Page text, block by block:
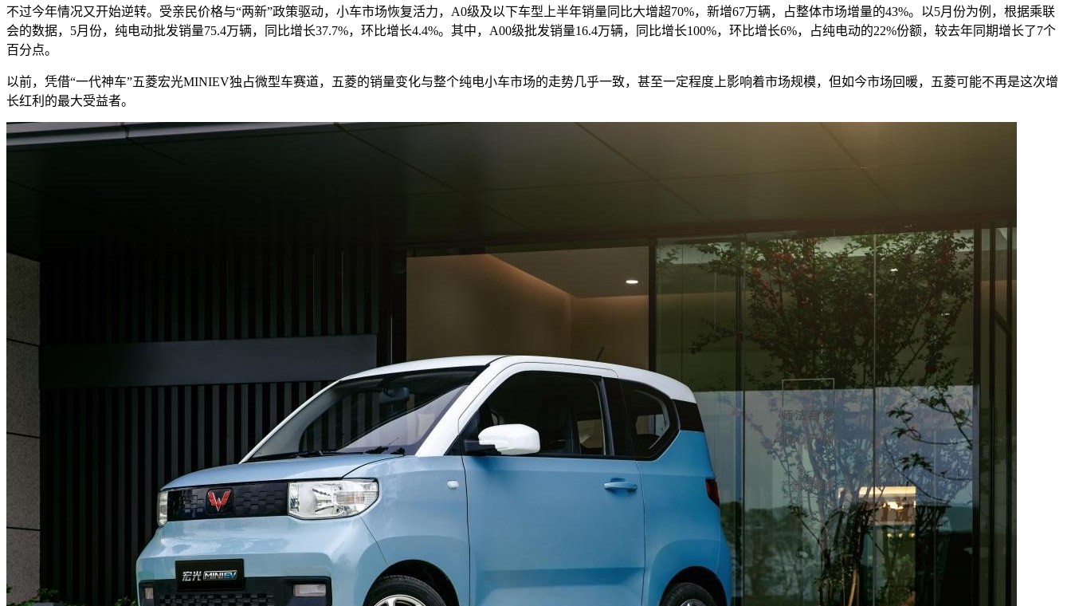
不过今年情况又开始逆转。受亲民价格与“两新”政策驱动，小车市场恢复活力，A0级及以下车型上半年销量同比大增超70%，新增67万辆，占整体市场增量的43%。以5月份为例，根据乘联
会的数据，5月份，纯电动批发销量75.4万辆，同比增长37.7%，环比增长4.4%。其中，A00级批发销量16.4万辆，同比增长100%，环比增长6%，占纯电动的22%份额，较去年同期增长了7个
百分点。
以前，凭借“一代神车”五菱宏光MINIEV独占微型车赛道，五菱的销量变化与整个纯电小车市场的走势几乎一致，甚至一定程度上影响着市场规模，但如今市场回暖，五菱可能不再是这次增
长红利的最大受益者。